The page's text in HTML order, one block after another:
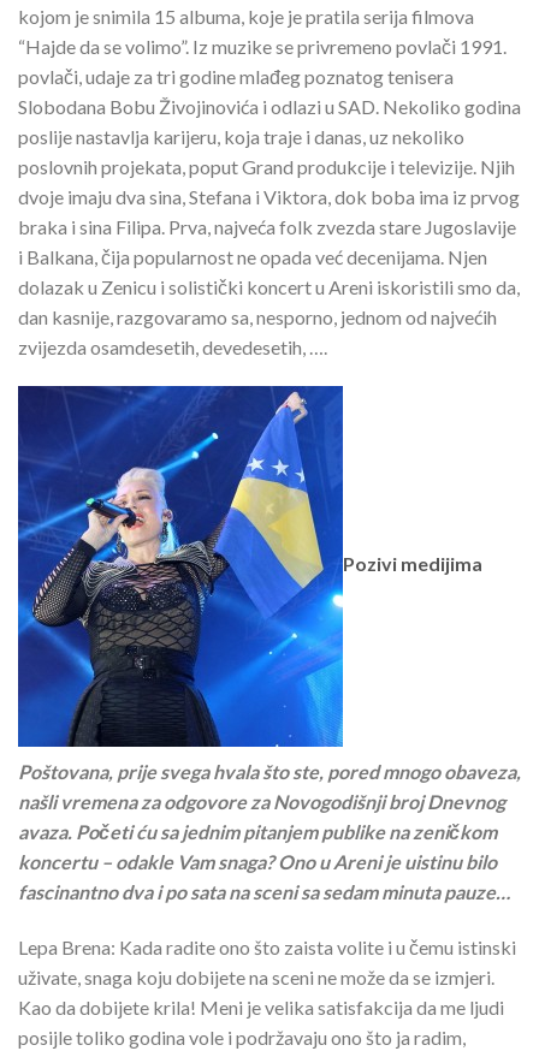
kojom je snimila 15 albuma, koje je pratila serija filmova
“Hajde da se volimo”. Iz muzike se privremeno povlači 1991.
povlači, udaje za tri godine mlađeg poznatog tenisera
Slobodana Bobu Živojinovića i odlazi u SAD. Nekoliko godina
poslije nastavlja karijeru, koja traje i danas, uz nekoliko
poslovnih projekata, poput Grand produkcije i televizije. Njih
dvoje imaju dva sina, Stefana i Viktora, dok boba ima iz prvog
braka i sina Filipa. Prva, najveća folk zvezda stare Jugoslavije
i Balkana, čija popularnost ne opada već decenijama. Njen
dolazak u Zenicu i solistički koncert u Areni iskoristili smo da,
dan kasnije, razgovaramo sa, nesporno, jednom od najvećih
zvijezda osamdesetih, devedesetih, ….
Pozivi medijima
Poštovana, prije svega hvala što ste, pored mnogo obaveza,
našli vremena za odgovore za Novogodišnji broj Dnevnog
avaza. Početi ću sa jednim pitanjem publike na zeničkom
koncertu – odakle Vam snaga? Ono u Areni je uistinu bilo
fascinantno dva i po sata na sceni sa sedam minuta pauze…
Lepa Brena: Kada radite ono što zaista volite i u čemu istinski
uživate, snaga koju dobijete na sceni ne može da se izmjeri.
Kao da dobijete krila! Meni je velika satisfakcija da me ljudi
posijle toliko godina vole i podržavaju ono što ja radim,